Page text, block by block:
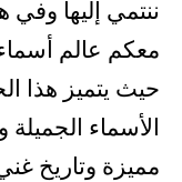
ننتمي إليها
معكم عالم
حيث يتميز هذا
الأسماء
مميزة وتاريخ